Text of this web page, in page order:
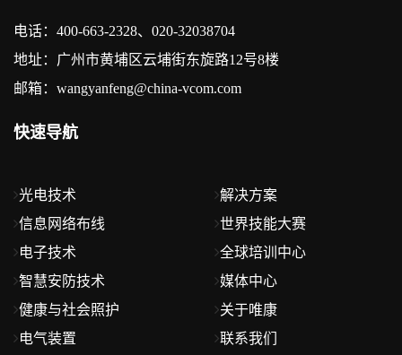
电话：400-663-2328、020-32038704
地址：广州市黄埔区云埔街东旋路12号8楼
邮箱：wangyanfeng@china-vcom.com
快速导航
光电技术
信息网络布线
电子技术
智慧安防技术
健康与社会照护
电气装置
解决方案
世界技能大赛
全球培训中心
媒体中心
关于唯康
联系我们